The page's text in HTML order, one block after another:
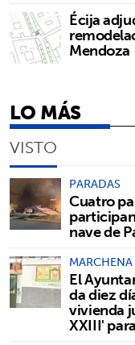
Écija
Mendoza
LO MÁS
VISTO
PARADAS
Cuatro
nave de
MARCHENA
El
da diez
vivienda
XXIII'